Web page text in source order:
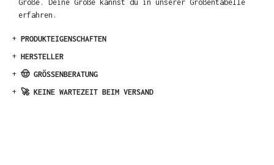
Größe. Deine Größe kannst du in unserer Größentabelle
erfahren.
+ PRODUKTEIGENSCHAFTEN
+ HERSTELLER
+ 🤠 GRÖSSENBERATUNG
+ 🚀 KEINE WARTEZEIT BEIM VERSAND